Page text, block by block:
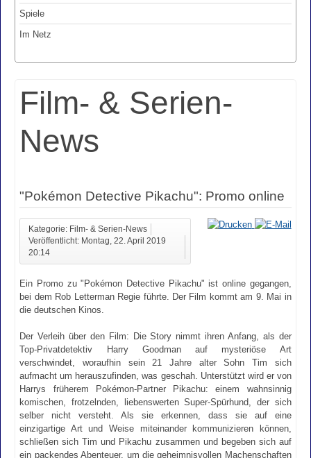
Spiele
Im Netz
Film- & Serien-
News
"Pokémon Detective Pikachu": Promo online
Kategorie: Film- & Serien-News
Veröffentlicht: Montag, 22. April 2019
20:14
Ein Promo zu "Pokémon Detective Pikachu" ist online gegangen,
bei dem Rob Letterman Regie führte. Der Film kommt am 9. Mai in
die deutschen Kinos.
Der Verleih über den Film: Die Story nimmt ihren Anfang, als der
Top-Privatdetektiv Harry Goodman auf mysteriöse Art
verschwindet, woraufhin sein 21 Jahre alter Sohn Tim sich
aufmacht um herauszufinden, was geschah. Unterstützt wird er von
Harrys früherem Pokémon-Partner Pikachu: einem wahnsinnig
komischen, frotzelnden, liebenswerten Super-Spürhund, der sich
selber nicht versteht. Als sie erkennen, dass sie auf eine
einzigartige Art und Weise miteinander kommunizieren können,
schließen sich Tim und Pikachu zusammen und begeben sich auf
ein packendes Abenteuer, um die geheimnisvollen Machenschaften